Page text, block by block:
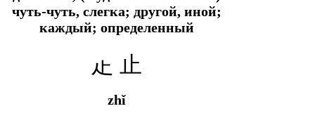
чуть-чуть, слегка; другой, иной;
каждый; определенный
龰 止
zhǐ